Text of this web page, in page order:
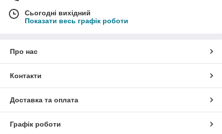
Сьогодні вихідний
Показати весь графік роботи
Про нас
Контакти
Доставка та оплата
Графік роботи